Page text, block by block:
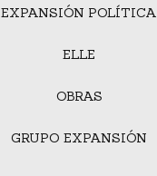
EXPANSIÓN POLÍTICA
ELLE
OBRAS
GRUPO EXPANSIÓN